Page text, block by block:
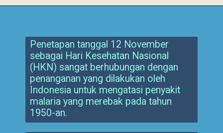
Penetapan tanggal 12 November
sebagai Hari Kesehatan Nasional
(HKN) sangat berhubungan dengan
penanganan yang dilakukan oleh
Indonesia untuk mengatasi penyakit
malaria yang merebak pada tahun
1950-an.